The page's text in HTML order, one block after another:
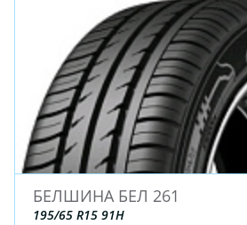
ДЛЯ ГРУЗОВЫХ АВТО
ДЛЯ ЛЕГКОВЫХ АВТО
ШИНЫ
ДИСКИ
БЕЛШИНА БЕЛ 261
195/65 R15 91H